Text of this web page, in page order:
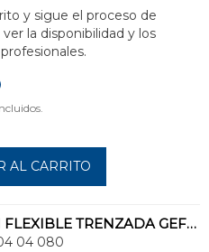
y sigue el proceso de
la disponibilidad y los
AL CARRITO
CONEXIÓN FLEXIBLE TRENZADA GEFLEX DN8 H 1/2" - H 1/2" 80cm
04 080